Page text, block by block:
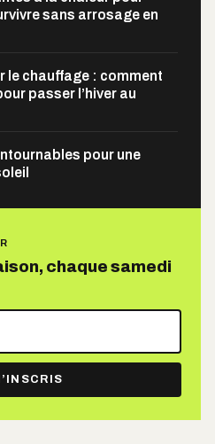
sans arrosage en
le chauffage : comment
passer l’hiver au
pour une
chaque samedi